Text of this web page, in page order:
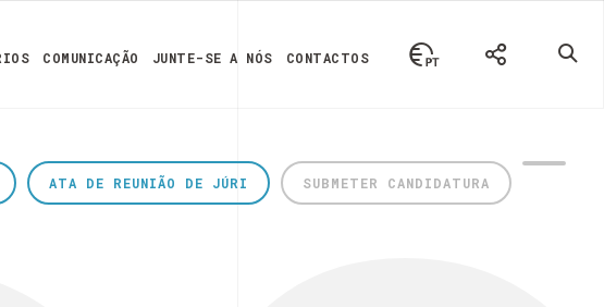
COMUNICAÇÃO JUNTE-SE A NÓS CONTACTOS
SUBMETER CANDIDATURA
ATA DE REUNIÃO DE JÚRI